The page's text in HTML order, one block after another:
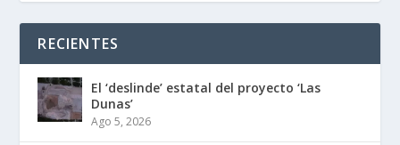
RECIENTES
El ‘deslinde’ estatal del proyecto ‘Las
Dunas’
Ago 5, 2026